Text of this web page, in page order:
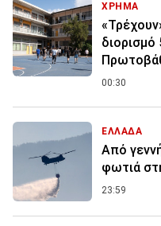
ΧΡΗΜΑ
00:30
ΕΛΛΑΔΑ
Από
φωτιά
23:59